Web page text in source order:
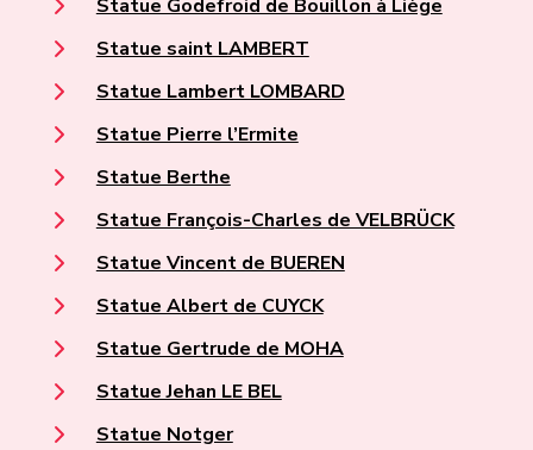
Statue Godefroid de Bouillon à Liège
Statue saint LAMBERT
Statue Lambert LOMBARD
Statue Pierre l’Ermite
Statue Berthe
Statue François-Charles de VELBRÜCK
Statue Vincent de BUEREN
Statue Albert de CUYCK
Statue Gertrude de MOHA
Statue Jehan LE BEL
Statue Notger